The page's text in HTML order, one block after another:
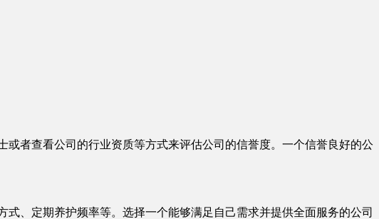
者查看公司的行业资质等方式来评估公司的信誉度。一个信誉良好的公
、定期养护频率等。选择一个能够满足自己需求并提供全面服务的公司